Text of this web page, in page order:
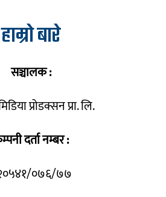
हाम्रो बारे
सञ्चालक :
प्रोडक्सन प्रा. लि.
दर्ता नम्बर :
०७६/७७